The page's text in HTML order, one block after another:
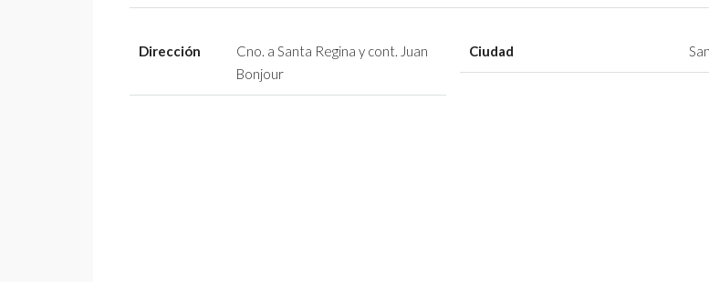
Dirección
Cno. a Santa Regina y cont. Juan
Bonjour
Ciudad